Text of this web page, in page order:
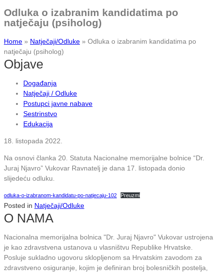
Odluka o izabranim kandidatima po
natječaju (psiholog)
Home » Natječaji/Odluke » Odluka o izabranim kandidatima po
natječaju (psiholog)
Objave
Događanja
Natječaji / Odluke
Postupci javne nabave
Sestrinstvo
Edukacija
18. listopada 2022.
Na osnovi članka 20. Statuta Nacionalne memorijalne bolnice “Dr.
Juraj Njavro” Vukovar Ravnatelj je dana 17. listopada donio
slijedeću odluku.
odluka-o-izabranom-kandidatu-po-natjecaju-102 Preuzmi
Posted in Natječaji/Odluke
O NAMA
Nacionalna memorijalna bolnica "Dr. Juraj Njavro" Vukovar ustrojena
je kao zdravstvena ustanova u vlasništvu Republike Hrvatske.
Posluje sukladno ugovoru sklopljenom sa Hrvatskim zavodom za
zdravstveno osiguranje, kojim je definiran broj bolesničkih postelja,